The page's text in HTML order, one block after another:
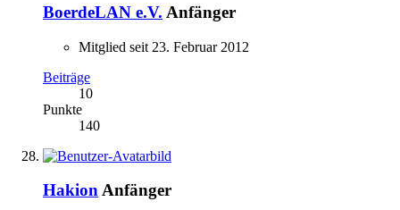
BoerdeLAN e.V. Anfänger
Mitglied seit 23. Februar 2012
Beiträge
10
Punkte
140
HakionAnfänger